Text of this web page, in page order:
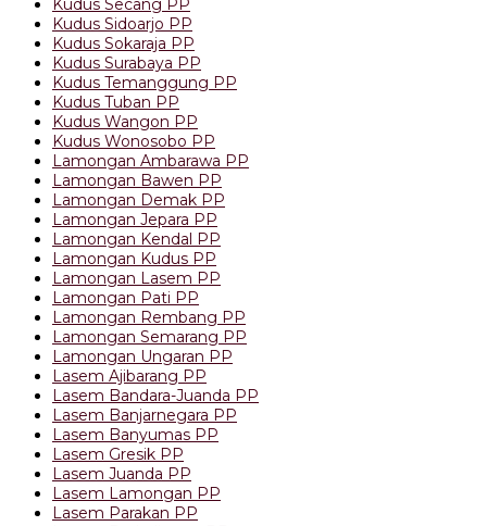
Kudus Secang PP
Kudus Sidoarjo PP
Kudus Sokaraja PP
Kudus Surabaya PP
Kudus Temanggung PP
Kudus Tuban PP
Kudus Wangon PP
Kudus Wonosobo PP
Lamongan Ambarawa PP
Lamongan Bawen PP
Lamongan Demak PP
Lamongan Jepara PP
Lamongan Kendal PP
Lamongan Kudus PP
Lamongan Lasem PP
Lamongan Pati PP
Lamongan Rembang PP
Lamongan Semarang PP
Lamongan Ungaran PP
Lasem Ajibarang PP
Lasem Bandara-Juanda PP
Lasem Banjarnegara PP
Lasem Banyumas PP
Lasem Gresik PP
Lasem Juanda PP
Lasem Lamongan PP
Lasem Parakan PP